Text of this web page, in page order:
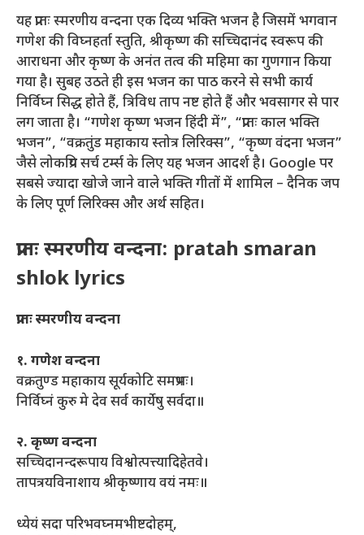
यह प्रातः स्मरणीय वन्दना एक दिव्य भक्ति भजन है जिसमें भगवान
गणेश की विघ्नहर्ता स्तुति, श्रीकृष्ण की सच्चिदानंद स्वरूप की
आराधना और कृष्ण के अनंत तत्व की महिमा का गुणगान किया
गया है। सुबह उठते ही इस भजन का पाठ करने से सभी कार्य
निर्विघ्न सिद्ध होते हैं, त्रिविध ताप नष्ट होते हैं और भवसागर से पार
लग जाता है। “गणेश कृष्ण भजन हिंदी में”, “प्रातः काल भक्ति
भजन”, “वक्रतुंड महाकाय स्तोत्र लिरिक्स”, “कृष्ण वंदना भजन”
जैसे लोकप्रिय सर्च टर्म्स के लिए यह भजन आदर्श है। Google पर
सबसे ज्यादा खोजे जाने वाले भक्ति गीतों में शामिल – दैनिक जप
के लिए पूर्ण लिरिक्स और अर्थ सहित।
प्रातः स्मरणीय वन्दना: pratah smaran
shlok lyrics
प्रातः स्मरणीय वन्दना
१. गणेश वन्दना
वक्रतुण्ड महाकाय सूर्यकोटि समप्रभः।
निर्विघ्नं कुरु मे देव सर्व कार्येषु सर्वदा॥
२. कृष्ण वन्दना
सच्चिदानन्दरूपाय विश्वोत्पत्त्यादिहेतवे।
तापत्रयविनाशाय श्रीकृष्णाय वयं नमः॥
ध्येयं सदा परिभवघ्नमभीष्टदोहम्,